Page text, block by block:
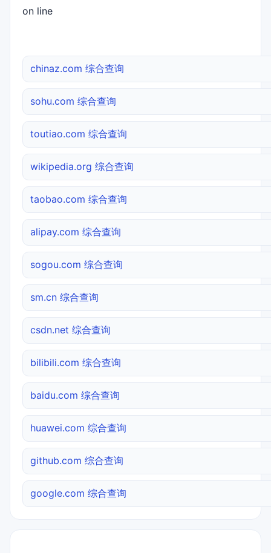
on line
chinaz.com 综合查询
sohu.com 综合查询
toutiao.com 综合查询
wikipedia.org 综合查询
taobao.com 综合查询
alipay.com 综合查询
sogou.com 综合查询
sm.cn 综合查询
csdn.net 综合查询
bilibili.com 综合查询
baidu.com 综合查询
huawei.com 综合查询
github.com 综合查询
google.com 综合查询